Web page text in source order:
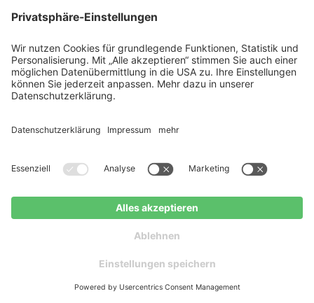
IhrenEnergieverbrauch und dadurch auch Ihre
Energiekosten deutlich senken
– durchschnittlich
3.360 € pro Jahr. Enter als Deutschlands größter
Energieberater analysiert Ihr Gebäude ganzheitlich
und begleitet Sie von der ersten Beratung bis zur
kostenlose digitale Beratungund profitieren Sie von
mindestens 3× so effizient wie Ihre fossile Altanlage.
Mit über 37.000 erfolgreichen Projekten und einer
Kundenzufriedenheit von 4,8 von 5 Sternen sind Sie
bei Enter in besten Händen.